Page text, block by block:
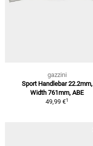
gazzini
Sport Handlebar 22.2mm,
Width 761mm, ABE
49,99 €1